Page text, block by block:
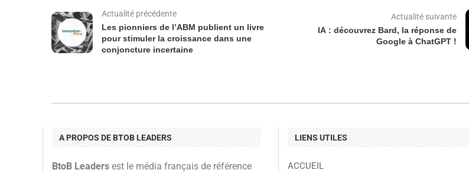
Actualité précédente
Les pionniers de l’ABM publient un livre
pour stimuler la croissance dans une
conjoncture incertaine
Actualité suivante
IA : découvrez Bard, la réponse de
Google à ChatGPT !
A PROPOS DE BTOB LEADERS
BtoB Leaders est le média français de référence
LIENS UTILES
ACCUEIL